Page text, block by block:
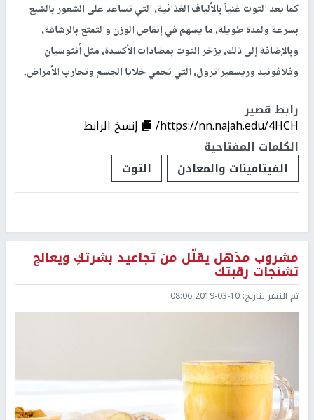
كما يعد التوت غنياً بالألياف الغذائية، التي تساعد على الشعور بالشبع
بسرعة ولمدة طويلة، ما يسهم في إنقاص الوزن والتمتع بالرشاقة،
وبالإضافة إلى ذلك، يزخر التوت بمضادات الأكسدة، مثل أنثوسيان
وفلافونيد وريسفيراترول، التي تحمي خلايا الجسم وتحارب الأمراض.
رابط قصير
https://nn.najah.edu/4HCH/
إنسخ الرابط
الكلمات المفتاحية
الفيتامينات والمعادن
التوت
مشروب مذهل يقلّل من تجاعيد بشرتكِ ويعالج
تشنجات رقبتك
تم النشر بتاريخ: 2019-03-10 08:06